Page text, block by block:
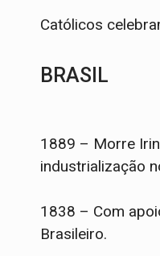
Católicos
BRASIL
1889 – Morre
industrialização
1838 – Com
Brasileiro.